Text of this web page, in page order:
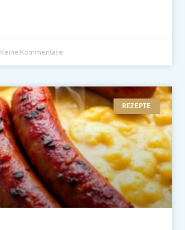
Keine Kommentare
REZEPTE